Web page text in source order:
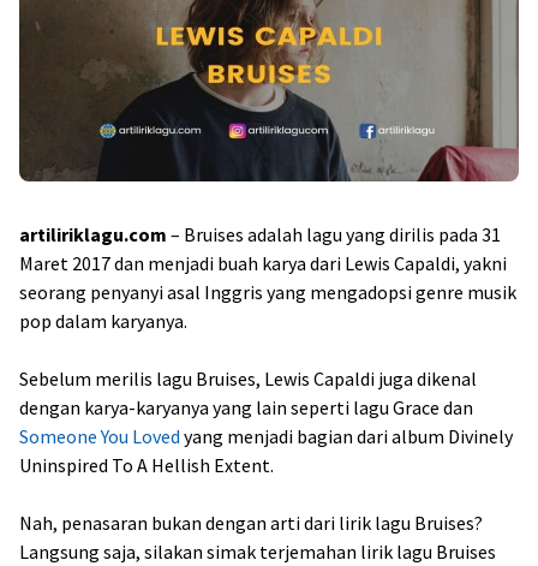
artiliriklagu.com – Bruises adalah lagu yang dirilis pada 31
Maret 2017 dan menjadi buah karya dari Lewis Capaldi, yakni
seorang penyanyi asal Inggris yang mengadopsi genre musik
pop dalam karyanya.
Sebelum merilis lagu Bruises, Lewis Capaldi juga dikenal
dengan karya-karyanya yang lain seperti lagu Grace dan
Someone You Loved yang menjadi bagian dari album Divinely
Uninspired To A Hellish Extent.
Nah, penasaran bukan dengan arti dari lirik lagu Bruises?
Langsung saja, silakan simak terjemahan lirik lagu Bruises